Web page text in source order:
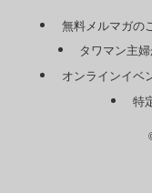
無料メルマガの
タワマン主
オンラインイベ
特